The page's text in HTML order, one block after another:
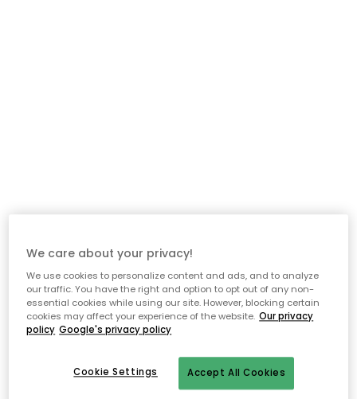
We care about your privacy!
We use cookies to personalize content and ads, and to analyze
our traffic. You have the right and option to opt out of any non-
essential cookies while using our site. However, blocking certain
cookies may affect your experience of the website. Our privacy
policy Google's privacy policy
Accept All Cookies
Cookie Settings